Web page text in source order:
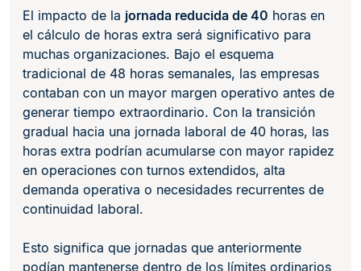
El impacto de la jornada reducida de 40 horas en
el cálculo de horas extra será significativo para
muchas organizaciones. Bajo el esquema
tradicional de 48 horas semanales, las empresas
contaban con un mayor margen operativo antes de
generar tiempo extraordinario. Con la transición
gradual hacia una jornada laboral de 40 horas, las
horas extra podrían acumularse con mayor rapidez
en operaciones con turnos extendidos, alta
demanda operativa o necesidades recurrentes de
continuidad laboral.
Esto significa que jornadas que anteriormente
podían mantenerse dentro de los límites ordinarios